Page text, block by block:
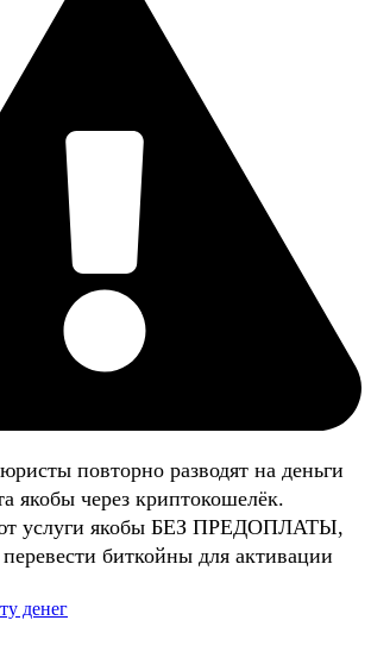
повторно разводят на деньги
якобы через криптокошелёк.
услуги якобы БЕЗ ПРЕДОПЛАТЫ,
биткойны для активации
денег